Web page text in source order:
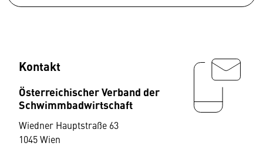
Kontakt
Österreichischer Verband der
Schwimmbadwirtschaft
Wiedner Hauptstraße 63
1045 Wien